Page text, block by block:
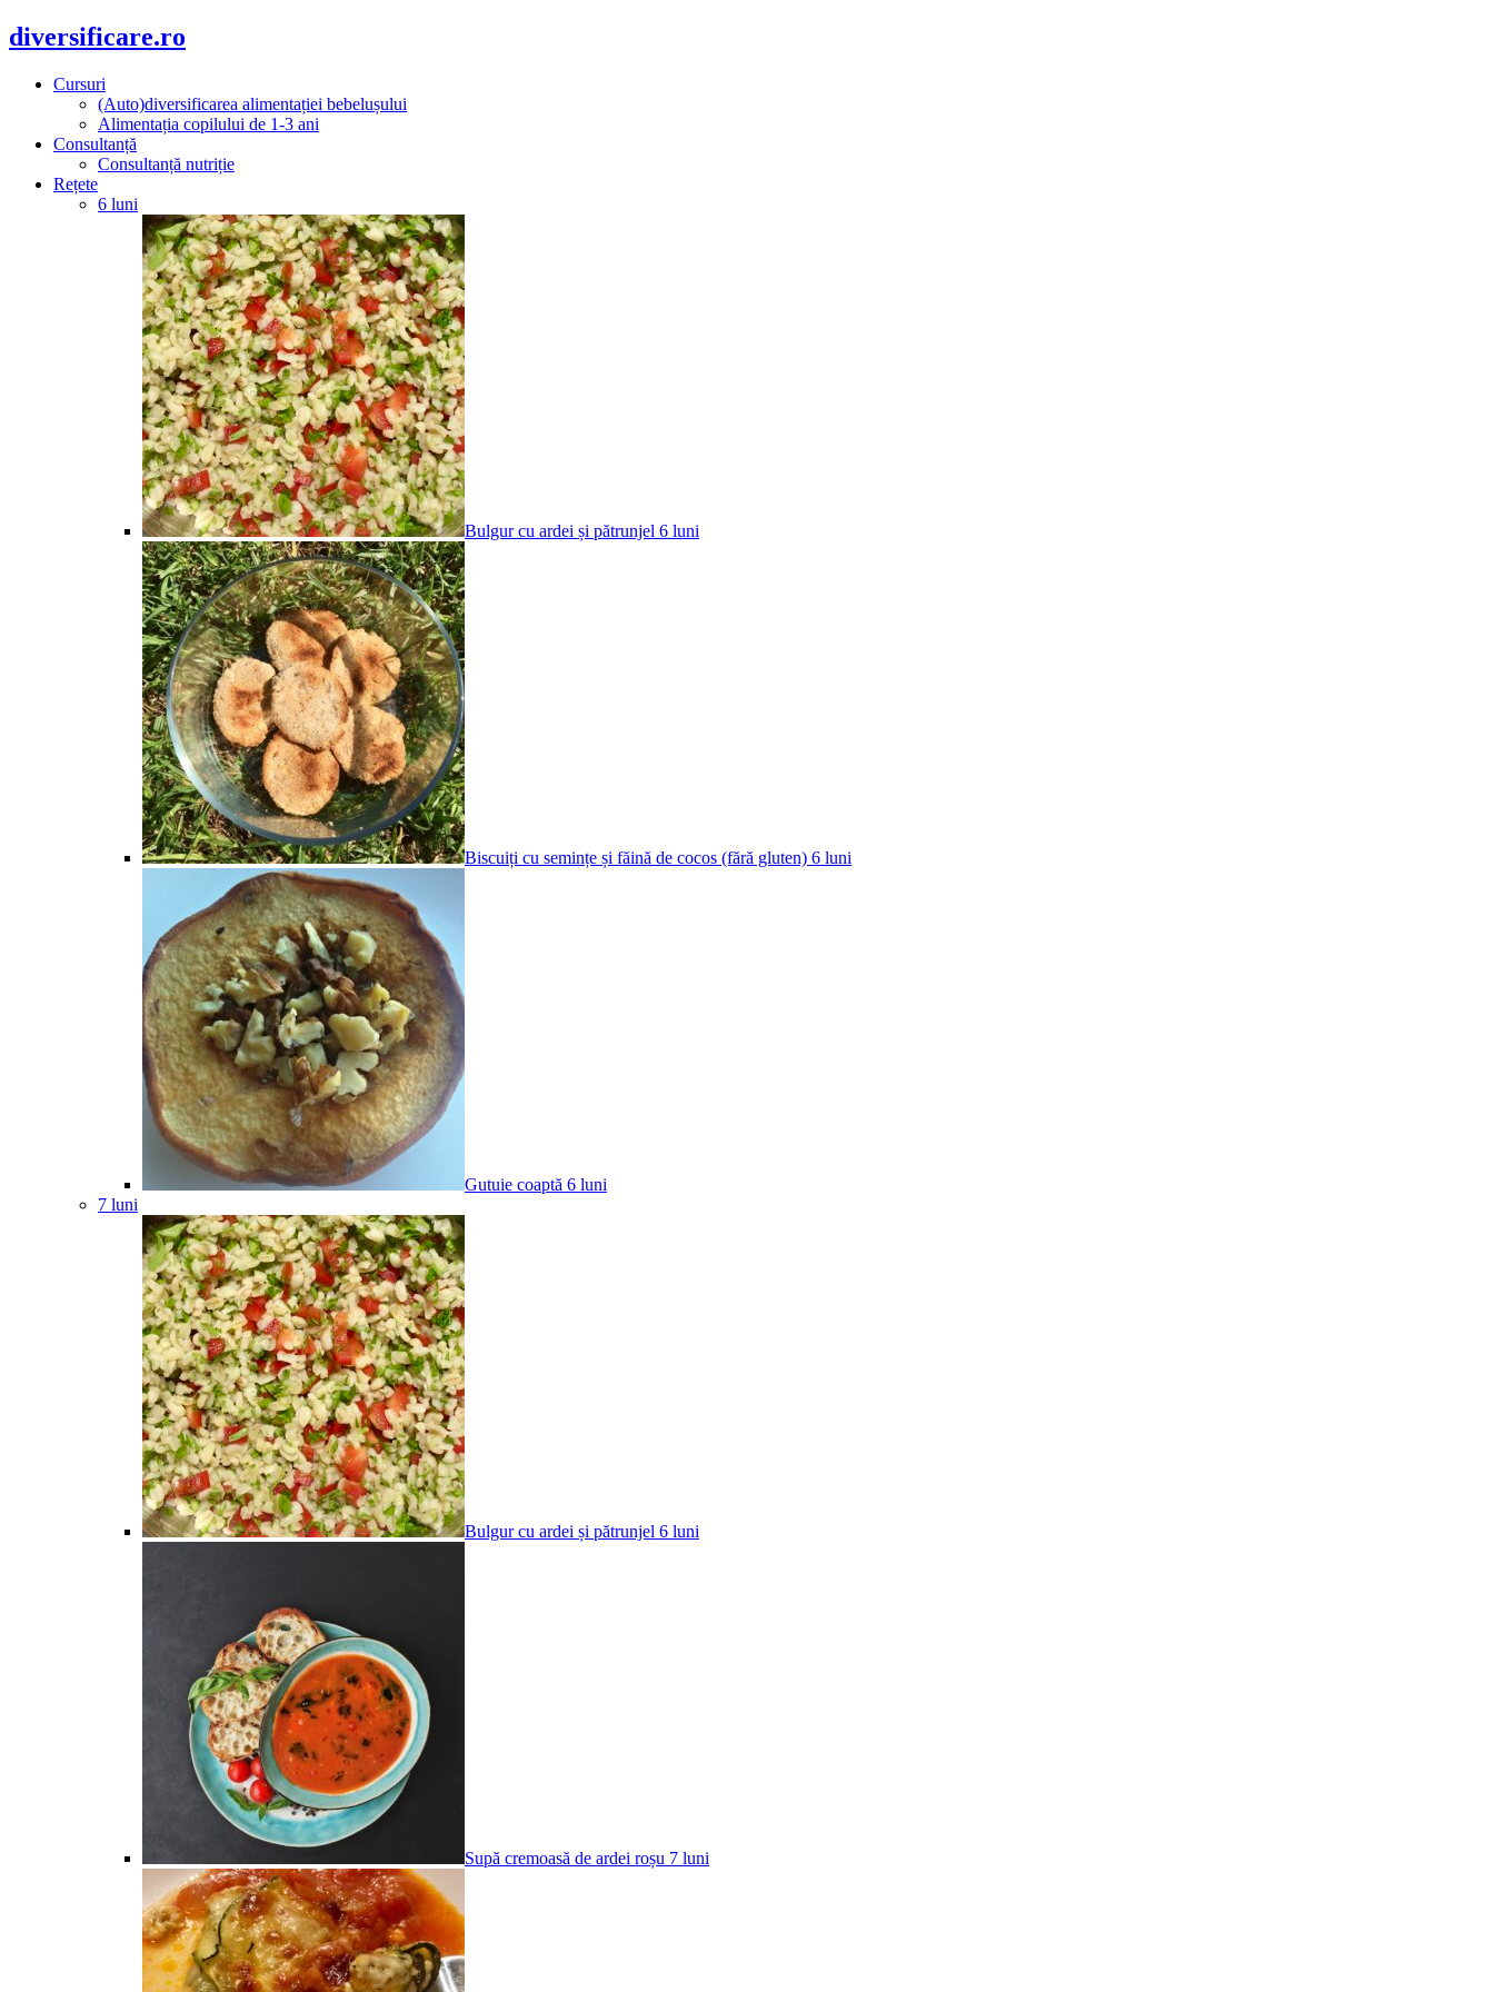
diversificare.ro
Cursuri
(Auto)diversificarea alimentației bebelușului
Alimentația copilului de 1-3 ani
Consultanță
Consultanță nutriție
Rețete
6 luni
Bulgur cu ardei și pătrunjel 6 luni
Biscuiți cu semințe și făină de cocos (fără gluten) 6 luni
Gutuie coaptă 6 luni
7 luni
Bulgur cu ardei și pătrunjel 6 luni
Supă cremoasă de ardei roșu 7 luni